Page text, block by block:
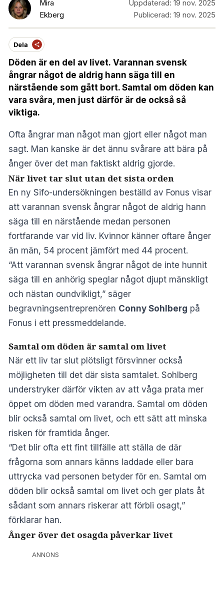
Mira
Ekberg
Uppdaterad: 19 nov. 2025
Publicerad: 19 nov. 2025
Dela
Döden är en del av livet. Varannan svensk
ångrar något de aldrig hann säga till en
närstående som gått bort. Samtal om döden kan
vara svåra, men just därför är de också så
viktiga.
Ofta ångrar man något man gjort eller något man
sagt. Man kanske är det ännu svårare att bära på
ånger över det man faktiskt aldrig gjorde.
När livet tar slut utan det sista orden
En ny Sifo-undersökningen beställd av Fonus visar
att varannan svensk ångrar något de aldrig hann
säga till en närstående medan personen
fortfarande var vid liv. Kvinnor känner oftare ånger
än män, 54 procent jämfört med 44 procent.
“Att varannan svensk ångrar något de inte hunnit
säga till en anhörig speglar något djupt mänskligt
och nästan oundvikligt,” säger
begravningsentreprenören Conny Sohlberg på
Fonus i ett pressmeddelande.
Samtal om döden är samtal om livet
När ett liv tar slut plötsligt försvinner också
möjligheten till det där sista samtalet. Sohlberg
understryker därför vikten av att våga prata mer
öppet om döden med varandra. Samtal om döden
blir också samtal om livet, och ett sätt att minska
risken för framtida ånger.
“Det blir ofta ett fint tillfälle att ställa de där
frågorna som annars känns laddade eller bara
uttrycka vad personen betyder för en. Samtal om
döden blir också samtal om livet och ger plats åt
sådant som annars riskerar att förbli osagt,”
förklarar han.
Ånger över det osagda påverkar livet
ANNONS